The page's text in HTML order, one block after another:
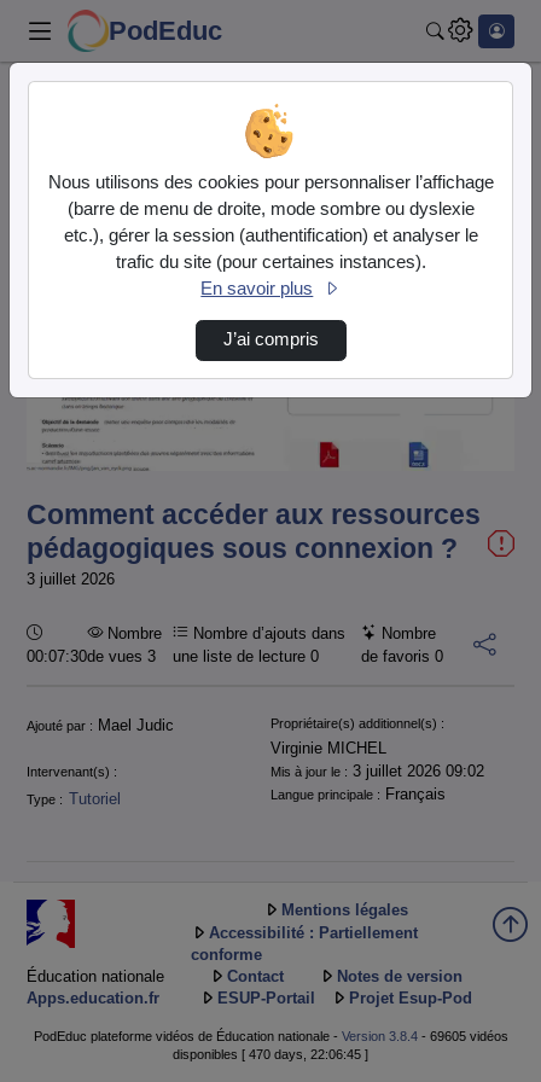
PodEduc
Comment accéder aux ressources pédagogiques …
Lire
vidéo
Comment accéder aux ressources
pédagogiques sous connexion ?
3 juillet 2026
Durée :
00:07:30
Nombre
de vues 3
Nombre d’ajouts dans
une liste de lecture0
Nombre
de favoris 0
Informations
Ajouté par : Mael Judic Propriétaire(s) additionnel(s) :
Virginie MICHEL
Intervenant(s) : Mis à jour le : 3 juillet 2026 09:02
Type : Tutoriel Langue principale : Français
Éducation nationale
Apps.education.fr
Mentions légales
Accessibilité : Partiellement
conforme
Contact
Notes de version
ESUP-Portail
Projet Esup-Pod
PodEduc plateforme vidéos de Éducation nationale - Version 3.8.4- 69605 vidéos
disponibles [ 470 days, 22:06:45 ]
Nous utilisons des cookies pour personnaliser l’affichage
(barre de menu de droite, mode sombre ou dyslexie
etc.), gérer la session (authentification) et analyser le
trafic du site (pour certaines instances).
En savoir plus
J’ai compris